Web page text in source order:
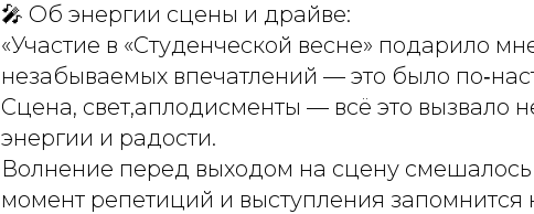
🎤 Об энергии сцены и драйве:
«Участие в «Студенческой весне» подарило
незабываемых впечатлений — это было
Сцена, свет,аплодисменты — всё это вызвало
энергии и радости.
Волнение перед выходом на сцену
момент репетиций и выступления запомнится